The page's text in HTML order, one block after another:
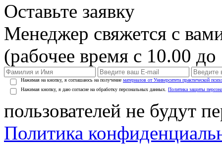
Оставьте заявку
Менеджер свяжется с
(рабочее время с 10.00
Нажимая на кнопку, я соглашаюсь на получение материалов от Университета практической
Нажимая кнопку, я даю согласие на обработку персональных данных. Политика защиты
пользователей не будут
Политика